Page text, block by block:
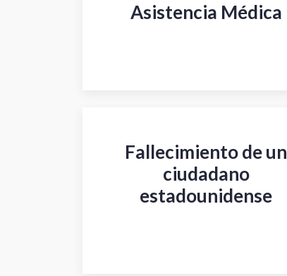
Asistencia Médica
Fallecimiento de un
ciudadano
estadounidense